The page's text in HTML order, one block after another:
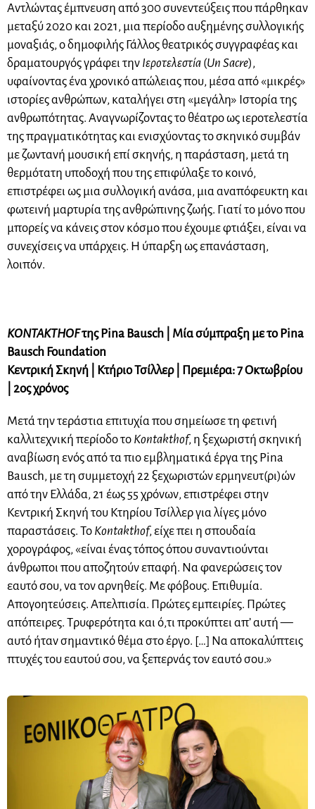
Αντλώντας έμπνευση από 300 συνεντεύξεις που πάρθηκαν
μεταξύ 2020 και 2021, μια περίοδο αυξημένης συλλογικής
μοναξιάς, ο δημοφιλής Γάλλος θεατρικός συγγραφέας και
δραματουργός γράφει την Ιεροτελεστία (Un Sacre),
υφαίνοντας ένα χρονικό απώλειας που, μέσα από «μικρές»
ιστορίες ανθρώπων, καταλήγει στη «μεγάλη» Ιστορία της
ανθρωπότητας. Αναγνωρίζοντας το θέατρο ως ιεροτελεστία
της πραγματικότητας και ενισχύοντας το σκηνικό συμβάν
με ζωντανή μουσική επί σκηνής, η παράσταση, μετά τη
θερμότατη υποδοχή που της επιφύλαξε το κοινό,
επιστρέφει ως μια συλλογική ανάσα, μια αναπόφευκτη και
φωτεινή μαρτυρία της ανθρώπινης ζωής. Γιατί το μόνο που
μπορείς να κάνεις στον κόσμο που έχουμε φτιάξει, είναι να
συνεχίσεις να υπάρχεις. Η ύπαρξη ως επανάσταση,
λοιπόν.
KONTAKTHOFτης Pina Bausch | Μία σύμπραξη με το Pina
Bausch Foundation
Κεντρική Σκηνή | Κτήριο Τσίλλερ | Πρεμιέρα: 7 Οκτωβρίου
| 2ος χρόνος
Μετά την τεράστια επιτυχία που σημείωσε τη φετινή
καλλιτεχνική περίοδο το Kontakthof, η ξεχωριστή σκηνική
αναβίωση ενός από τα πιο εμβληματικά έργα της Pina
Bausch, με τη συμμετοχή 22 ξεχωριστών ερμηνευτ(ρι)ών
από την Ελλάδα, 21 έως 55 χρόνων, επιστρέφει στην
Κεντρική Σκηνή του Κτηρίου Τσίλλερ για λίγες μόνο
παραστάσεις. Το Kontakthof, είχε πει η σπουδαία
χορογράφος, «είναι ένας τόπος όπου συναντιούνται
άνθρωποι που αποζητούν επαφή. Να φανερώσεις τον
εαυτό σου, να τον αρνηθείς. Με φόβους. Επιθυμία.
Απογοητεύσεις. Απελπισία. Πρώτες εμπειρίες. Πρώτες
απόπειρες. Τρυφερότητα και ό,τι προκύπτει απ’ αυτή —
αυτό ήταν σημαντικό θέμα στο έργο. […] Να αποκαλύπτεις
πτυχές του εαυτού σου, να ξεπερνάς τον εαυτό σου.»